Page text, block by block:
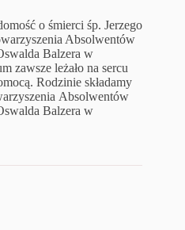
o śmierci śp. Jerzego
Absolwentów
Balzera w
zawsze leżało na sercu
Rodzinie składamy
Absolwentów
Balzera w